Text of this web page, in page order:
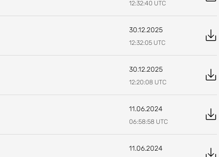
12:32:40 UTC
30.12.2025
12:32:05 UTC
30.12.2025
12:20:08 UTC
11.06.2024
06:58:58 UTC
11.06.2024